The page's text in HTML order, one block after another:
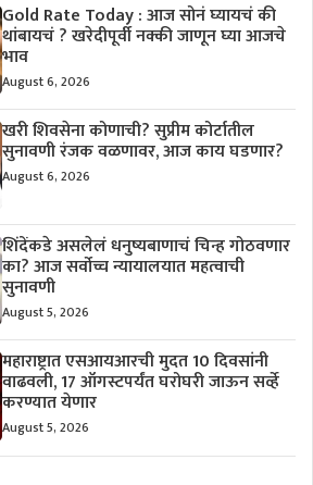
Gold Rate Today : आज सोनं घ्यायचं की
थांबायचं ? खरेदीपूर्वी नक्की जाणून घ्या आजचे
भाव
August 6, 2026
खरी शिवसेना कोणाची? सुप्रीम कोर्टातील
सुनावणी रंजक वळणावर, आज काय घडणार?
August 6, 2026
शिंदेंकडे असलेलं धनुष्यबाणाचं चिन्ह गोठवणार
का? आज सर्वोच्च न्यायालयात महत्वाची
सुनावणी
August 5, 2026
महाराष्ट्रात एसआयआरची मुदत 10 दिवसांनी
वाढवली, 17 ऑगस्टपर्यंत घरोघरी जाऊन सर्व्हे
करण्यात येणार
August 5, 2026